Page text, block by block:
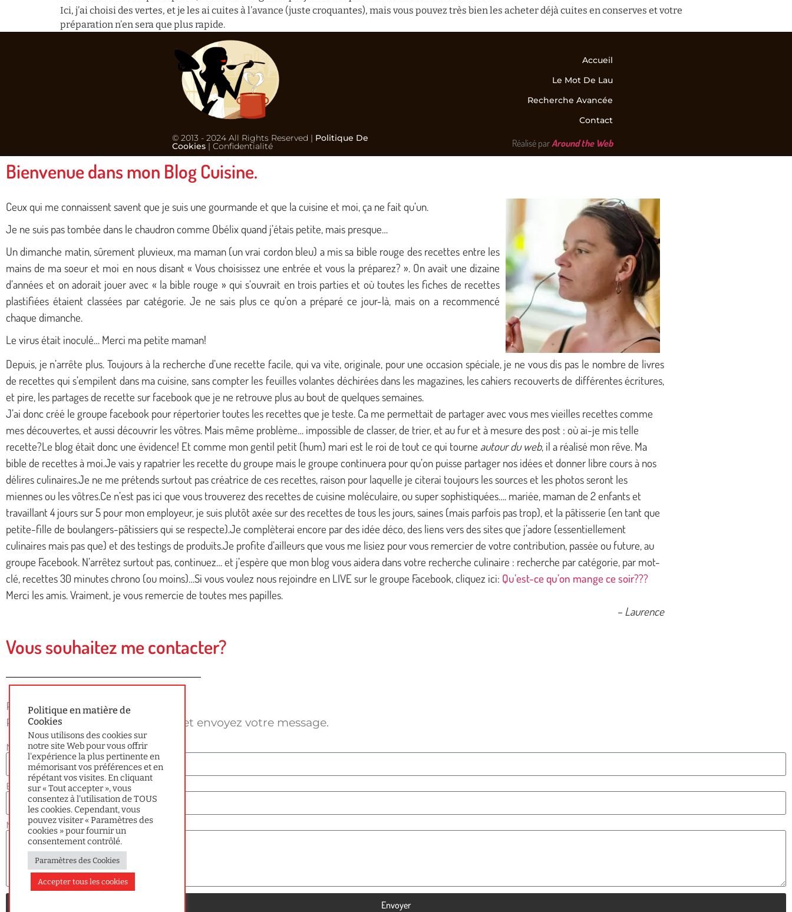
Ici, j’ai choisi des vertes, et je les ai cuites à l’avance (juste croquantes), mais vous pouvez très bien les acheter déjà cuites en conserves et votre
préparation n’en sera que plus rapide.
© 2013 - 2024 All Rights Reserved | Politique De
Cookies| Confidentialité
Accueil
Le Mot De Lau
Recherche Avancée
Contact
Réalisé parAround the Web
Politique en matière de
Cookies
Nous utilisons des cookies sur
notre site Web pour vous offrir
l'expérience la plus pertinente en
mémorisant vos préférences et en
répétant vos visites. En cliquant
sur « Tout accepter », vous
consentez à l'utilisation de TOUS
les cookies. Cependant, vous
pouvez visiter « Paramètres des
cookies » pour fournir un
consentement contrôlé.
Paramètres des Cookies
Accepter tous les cookies
Bienvenue dans mon Blog Cuisine.
Ceux qui me connaissent savent que je suis une gourmande et que la cuisine et moi, ça ne fait qu’un.
Je ne suis pas tombée dans le chaudron comme Obélix quand j’étais petite, mais presque…
Un dimanche matin, sûrement pluvieux, ma maman (un vrai cordon bleu) a mis sa bible rouge des recettes entre les
mains de ma soeur et moi en nous disant « Vous choisissez une entrée et vous la préparez? ».On avait une dizaine
d’années et on adorait jouer avec « la bible rouge » qui s’ouvrait en trois parties et où toutes les fiches de recettes
plastifiées étaient classées par catégorie. Je ne sais plus ce qu’on a préparé ce jour-là, mais on a recommencé
chaque dimanche.
Le virus était inoculé… Merci ma petite maman!
Depuis, je n’arrête plus. Toujours à la recherche d’une recette facile, qui va vite, originale, pour une occasion spéciale, je ne vous dis pas le nombre de livres
de recettes qui s’empilent dans ma cuisine, sans compter les feuilles volantes déchirées dans les magazines, les cahiers recouverts de différentes écritures,
et pire, les partages de recette sur facebook que je ne retrouve plus au bout de quelques semaines.
J’ai donc créé le groupe facebook pour répertorier toutes les recettes que je teste. Ca me permettait de partager avec vous mes vieilles recettes comme
mes découvertes, et aussi découvrir les vôtres. Mais même problème… impossible de classer, de trier, et au fur et à mesure des post : où ai-je mis telle
recette?Le blog était donc une évidence! Et comme mon gentil petit (hum) mari est le roi de tout ce qui tourne autour du web, il a réalisé mon rêve. Ma
bible de recettes à moi.Je vais y rapatrier les recette du groupe mais le groupe continuera pour qu’on puisse partager nos idées et donner libre cours à nos
délires culinaires.Je ne me prétends surtout pas créatrice de ces recettes, raison pour laquelle je citerai toujours les sources et les photos seront les
miennes ou les vôtres.Ce n’est pas ici que vous trouverez des recettes de cuisine moléculaire, ou super sophistiquées…. mariée, maman de 2 enfants et
travaillant 4 jours sur 5 pour mon employeur, je suis plutôt axée sur des recettes de tous les jours, saines (mais parfois pas trop), et la pâtisserie (en tant que
petite-fille de boulangers-pâtissiers qui se respecte).Je complèterai encore par des idée déco, des liens vers des sites que j’adore (essentiellement
culinaires mais pas que) et des testings de produits.Je profite d’ailleurs que vous me lisiez pour vous remercier de votre contribution, passée ou future, au
groupe Facebook. N’arrêtez surtout pas, continuez… et j’espère que mon blog vous aidera dans votre recherche culinaire : recherche par catégorie, par mot-
clé, recettes 30 minutes chrono (ou moins)…Si vous voulez nous rejoindre en LIVE sur le groupe Facebook, cliquez ici: Qu’est-ce qu’on mange ce soir???
Merci les amis. Vraiment, je vous remercie de toutes mes papilles.
– Laurence
Vous souhaitez me contacter?
Rien de plus simple !
Remplissez ce court formulaire et envoyez votre message.
Nom
E-mail
Message
Envoyer